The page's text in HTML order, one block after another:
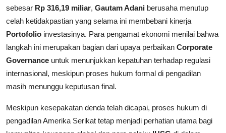
sebesar Rp 316,19 miliar, Gautam Adani berusaha menutup
celah ketidakpastian yang selama ini membebani kinerja
Portofolio investasinya. Para pengamat ekonomi menilai bahwa
langkah ini merupakan bagian dari upaya perbaikan Corporate
Governance untuk menunjukkan kepatuhan terhadap regulasi
internasional, meskipun proses hukum formal di pengadilan
masih menunggu keputusan final.
Meskipun kesepakatan denda telah dicapai, proses hukum di
pengadilan Amerika Serikat tetap menjadi perhatian utama bagi